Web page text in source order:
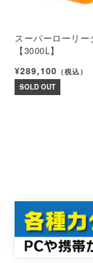
スーパーローリー
【3000L】
¥289,100 （税込）
SOLD OUT